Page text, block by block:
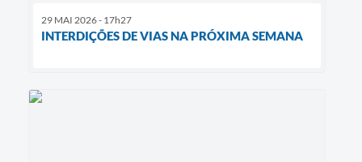
29 MAI 2026 - 17h27
INTERDIÇÕES DE VIAS NA PRÓXIMA SEMANA